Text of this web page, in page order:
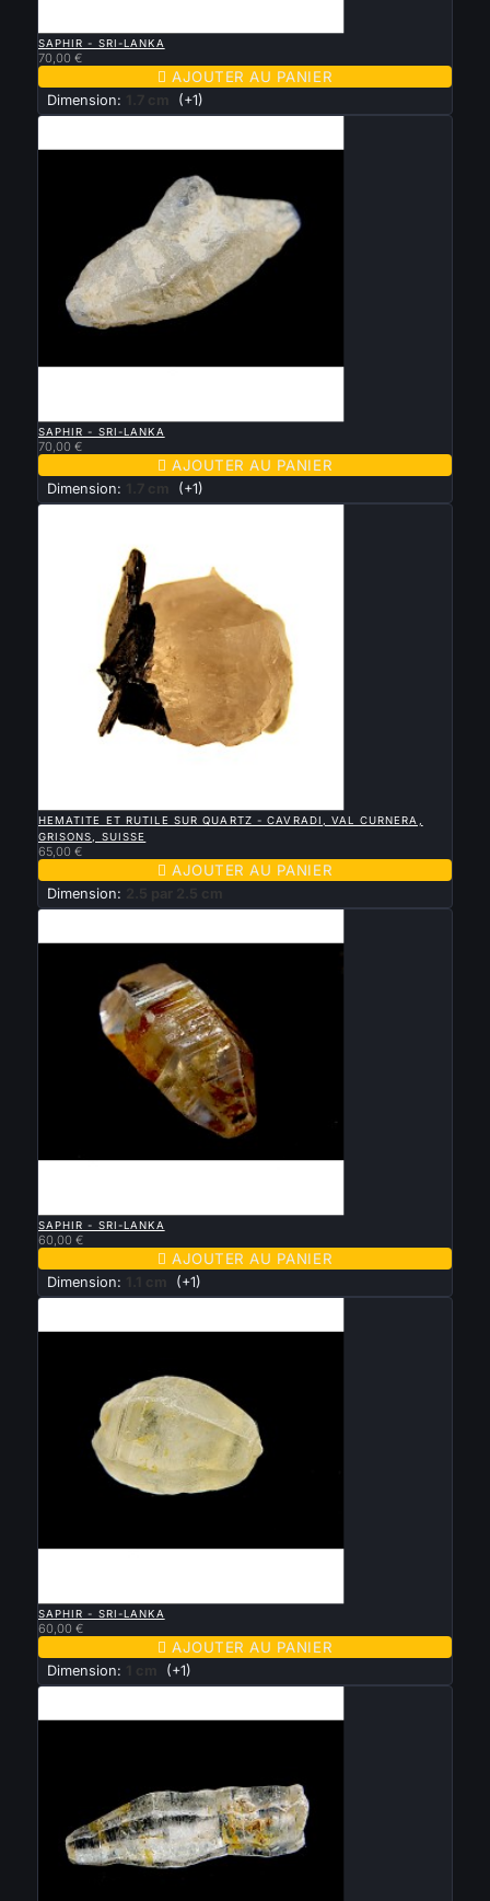
SAPHIR - SRI-LANKA
70,00 €
 AJOUTER AU PANIER
Dimension: 1.7 cm (+1)
SAPHIR - SRI-LANKA
70,00 €
 AJOUTER AU PANIER
Dimension: 1.7 cm (+1)
HEMATITE ET RUTILE SUR QUARTZ - CAVRADI, VAL CURNERA,
GRISONS, SUISSE
65,00 €
 AJOUTER AU PANIER
Dimension: 2.5 par 2.5 cm
SAPHIR - SRI-LANKA
60,00 €
 AJOUTER AU PANIER
Dimension: 1.1 cm (+1)
SAPHIR - SRI-LANKA
60,00 €
 AJOUTER AU PANIER
Dimension: 1 cm (+1)